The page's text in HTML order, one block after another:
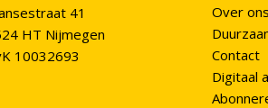
41
HT Nijmegen
10032693
Over ons
Contact
Digitaal